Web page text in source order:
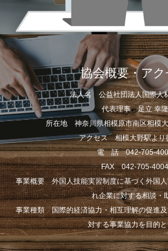
協会概要・アク
法人名 公益社団法人国際人
代表理事 足立 幸隆
所在地 神奈川県相模原市南区相模
アクセス 相模大野駅より
電 話 042-705-
FAX 042-705-4004
事業概要 外国人技能実習制度に基づく外国
れ企業に対する相談・
事業種類 国際的経済協力・相互理解の促進
対する事業協力を目的